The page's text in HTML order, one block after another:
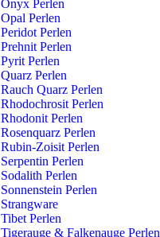
Onyx Perlen
Opal Perlen
Peridot Perlen
Prehnit Perlen
Pyrit Perlen
Quarz Perlen
Rauch Quarz Perlen
Rhodochrosit Perlen
Rhodonit Perlen
Rosenquarz Perlen
Rubin-Zoisit Perlen
Serpentin Perlen
Sodalith Perlen
Sonnenstein Perlen
Strangware
Tibet Perlen
Tigerauge & Falkenauge Perlen